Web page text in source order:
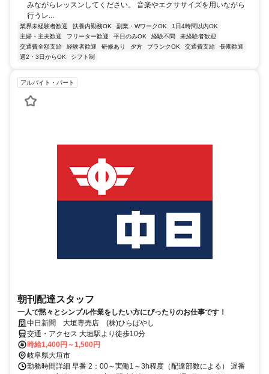
みながらレッスンしてください。 音楽やエクササイズを用いながら
行うレ...
業界未経験者歓迎 扶養内勤務OK 副業・WワークOK
1日4時間以内OK
主婦・主夫歓迎
フリーター歓迎 平日のみOK 経験不問
未経験者歓迎
交通費全額支給
経験者歓迎 研修あり 夕方 ブランクOK 交通費支給
長期歓迎
週2・3日からOK
シフト制
アルバイト・パート
朝刊配達スタッフ
一人で黙々とシンプル作業をしたい方にぴったりのお仕事です！
中日新聞 大垣専売店 (株)ひらばやし
交通・アクセス 大垣駅より徒歩10分
時給1,400円～1,500円
岐阜県大垣市
勤務時間詳細 早番 2：00～実働1～3h程度（配達部数による） 遅番